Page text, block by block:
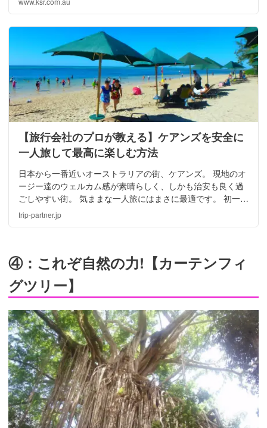
【旅行会社のプロが教える】ケアンズを安全に
一人旅して最高に楽しむ方法
日本から一番近いオーストラリアの街、ケアンズ。 現地のオ
ージー達のウェルカム感が素晴らしく、しかも治安も良く過
ごしやすい街。 気ままな一人旅にはまさに最適です。 初一人
旅の人も一人旅プロフェッショナルな人も、ケアンズで安全
に楽しく満喫しましょう。
trip-partner.jp
④：これぞ自然の力!【カーテンフィ
グツリー】